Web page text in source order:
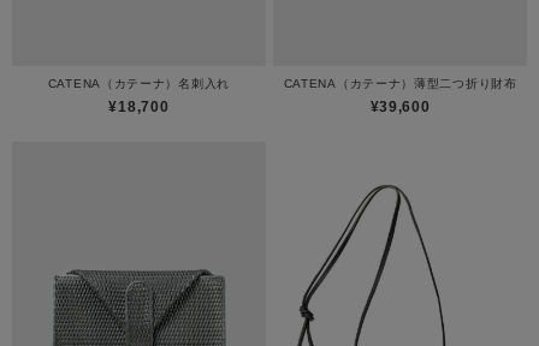
CATENA（カテーナ）名刺入れ
¥18,700
CATENA（カテーナ）薄型二つ折り財布
¥39,600